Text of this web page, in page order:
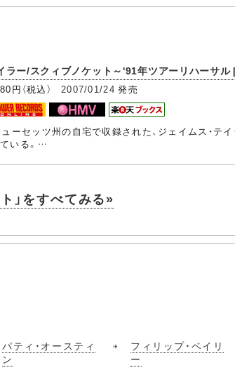
ラー/スクィブノケット～'91年ツアーリハーサル
（税込） 2007/01/24 発売
ーセッツ州の自宅で収録された、ジェイムス・テ
いる。…
」をすべてみる»
パティ・オースティ
ン
フィリップ・ベイリ
ー